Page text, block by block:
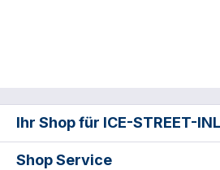
Ihr Shop für ICE-STREET-
Shop Service